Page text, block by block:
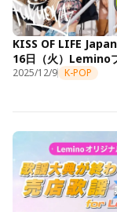
KISS OF LIFE
16日（火）Lemino
2025/12/9 K-POP